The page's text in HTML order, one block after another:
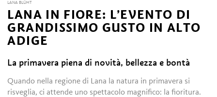
LANA BLÜHT
LANA IN FIORE: L’EVENTO DI
GRANDISSIMO GUSTO IN ALTO
ADIGE
La primavera piena di novità, bellezza e bontà
Quando nella regione di Lana la natura in primavera si
risveglia, ci attende uno spettacolo magnifico: la fioritura.